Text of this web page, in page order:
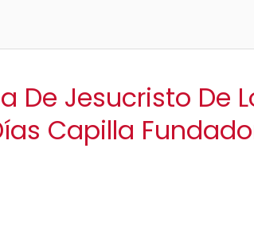
De Jesucristo De
Capilla